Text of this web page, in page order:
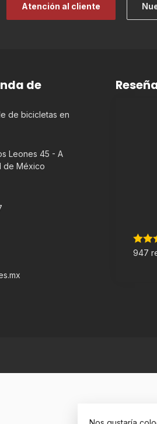
Atención al cliente
de
de bicicletas en
Leones 45 - A
de México
947